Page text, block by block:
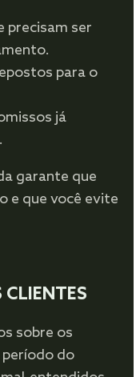
precisam ser
para o
já
garante que
e que você evite
sobre os
do